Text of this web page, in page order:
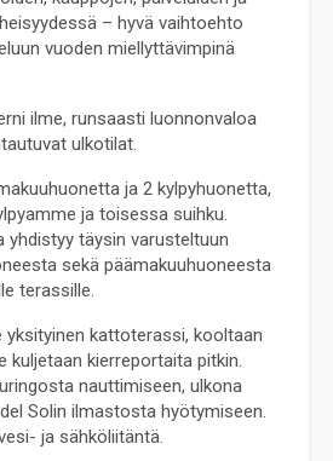
– hyvä vaihtoehto
vuoden miellyttävimpinä
ilme, runsaasti luonnonvaloa
ulkotilat.
ja 2 kylpyhuonetta,
ja toisessa suihku.
yhdistyy täysin varusteltuun
sekä päämakuuhuoneesta
terassille.
yksityinen kattoterassi, kooltaan
kuljetaan kierreportaita pitkin.
nauttimiseen, ulkona
Solin ilmastosta hyötymiseen.
ja sähköliitäntä.